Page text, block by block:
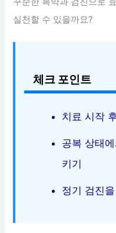
실천할 수 있을까요?
체크 포인트
치료 시작
공복 상태
키기
정기 검진